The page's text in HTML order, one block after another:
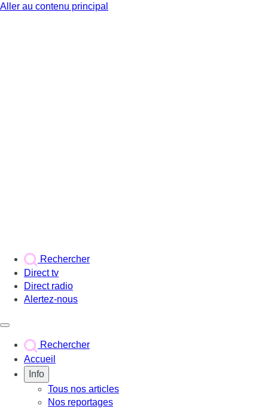
Aller au contenu principal
Rechercher
Direct tv
Direct radio
Alertez-nous
Rechercher
Accueil
Info
Tous nos articles
Nos reportages